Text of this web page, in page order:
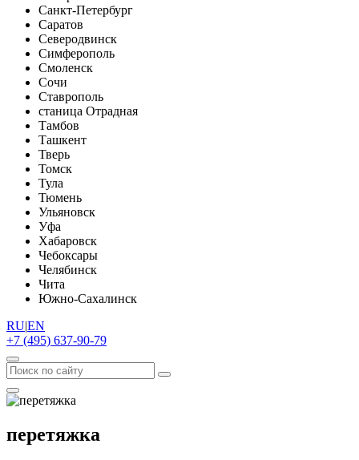
Санкт-Петербург
Саратов
Северодвинск
Симферополь
Смоленск
Сочи
Ставрополь
станица Отрадная
Тамбов
Ташкент
Тверь
Томск
Тула
Тюмень
Ульяновск
Уфа
Хабаровск
Чебоксары
Челябинск
Чита
Южно-Сахалинск
RU|EN
+7 (495) 637-90-79
перетяжка